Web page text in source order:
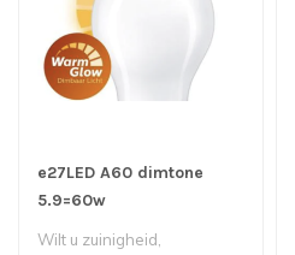
e27LED A60 dimtone
5.9=60w
Wilt u zuinigheid,